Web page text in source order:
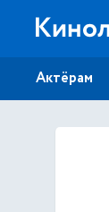
Актёрам